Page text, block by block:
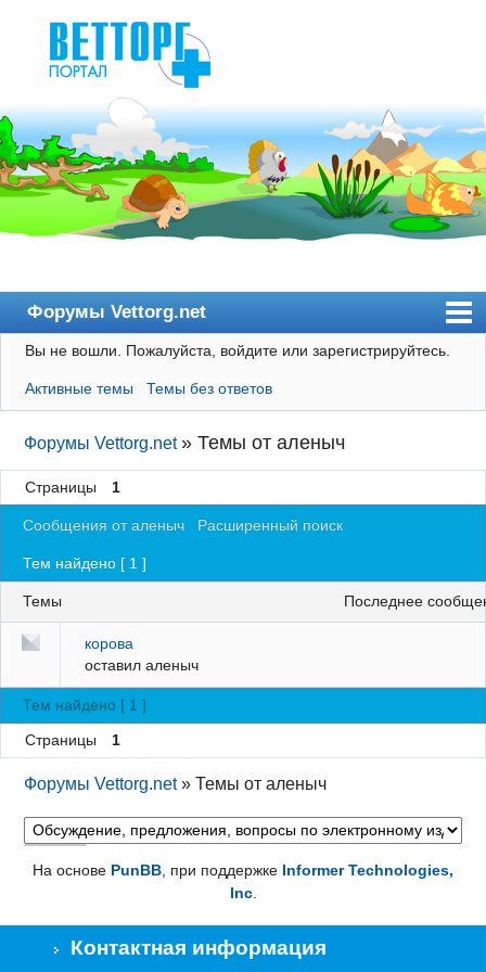
Форумы Vettorg.net
Главная
Пользователи
Правила
Поиск
Регистрация
Вход
Вы не вошли. Пожалуйста, войдите или зарегистрируйтесь.
Активные темы Темы без ответов
Форумы Vettorg.net »Темы от аленыч
Страницы 1
Сообщения от аленыч Расширенный поиск
Тем найдено [ 1 ]
Темы последнее
корова
оставил аленыч
Тем найдено [ 1 ]
Страницы 1
Форумы Vettorg.net »Темы от аленыч
На основе PunBB , при поддержке Informer Technologies,
Inc.
Контактная информация